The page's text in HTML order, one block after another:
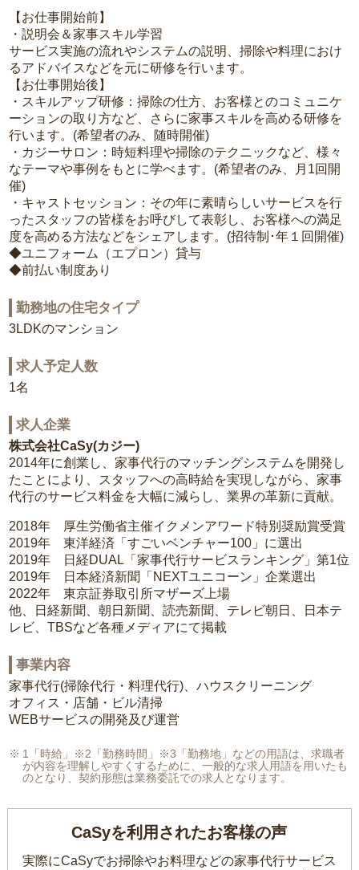
【お仕事開始前】
・説明会＆家事スキル学習
サービス実施の流れやシステムの説明、掃除や料理におけ
るアドバイスなどを元に研修を行います。
【お仕事開始後】
・スキルアップ研修：掃除の仕方、お客様とのコミュニケ
ーションの取り方など、さらに家事スキルを高める研修を
行います。(希望者のみ、随時開催)
・カジーサロン：時短料理や掃除のテクニックなど、様々
なテーマや事例をもとに学べます。(希望者のみ、月1回開
催)
・キャストセッション：その年に素晴らしいサービスを行
ったスタッフの皆様をお呼びして表彰し、お客様への満足
度を高める方法などをシェアします。(招待制･年１回開催)
◆ユニフォーム（エプロン）貸与
◆前払い制度あり
勤務地の住宅タイプ
3LDKのマンション
求人予定人数
1名
求人企業
株式会社CaSy(カジー)
2014年に創業し、家事代行のマッチングシステムを開発し
たことにより、スタッフへの高時給を実現しながら、家事
代行のサービス料金を大幅に減らし、業界の革新に貢献。
2018年 厚生労働省主催イクメンアワード特別奨励賞受賞
2019年 東洋経済「すごいベンチャー100」に選出
2019年 日経DUAL「家事代行サービスランキング」第1位
2019年 日本経済新聞「NEXTユニコーン」企業選出
2022年 東京証券取引所マザーズ上場
他、日経新聞、朝日新聞、読売新聞、テレビ朝日、日本テ
レビ、TBSなど各種メディアにて掲載
事業内容
家事代行(掃除代行・料理代行)、ハウスクリーニング
オフィス・店舗・ビル清掃
WEBサービスの開発及び運営
1「時給」※2「勤務時間」※3「勤務地」などの用語は、求職者
が内容を理解しやすくするために、一般的な求人用語を用いたも
のとなり、契約形態は業務委託での求人となります。
CaSyを利用されたお客様の声
実際にCaSyでお掃除やお料理などの家事代行サービス